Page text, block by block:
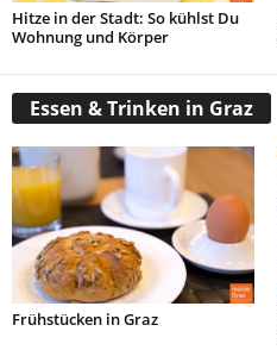
Hitze in der Stadt: So kühlst Du
Wohnung und Körper
Essen & Trinken in Graz
Frühstücken in Graz